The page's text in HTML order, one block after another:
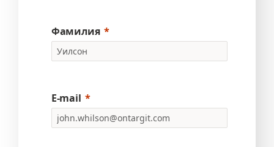
Фамилия
E-mail